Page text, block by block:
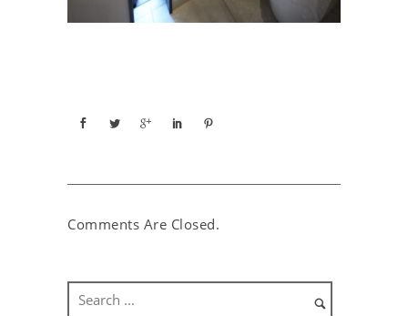
Comments Are Closed.